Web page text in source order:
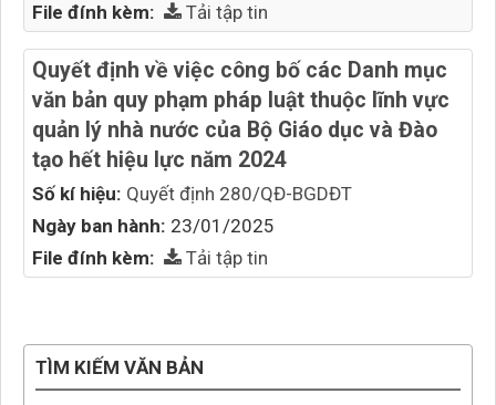
File đính kèm: Tải tập tin
Số kí hiệu: Quyết định 280/QĐ-BGDĐT
Ngày ban hành: 23/01/2025
Quyết định về việc công bố các Danh mục
văn bản quy phạm pháp luật thuộc lĩnh vực
quản lý nhà nước của Bộ Giáo dục và Đào
tạo hết hiệu lực năm 2024
File đính kèm: Tải tập tin
TÌM KIẾM VĂN BẢN